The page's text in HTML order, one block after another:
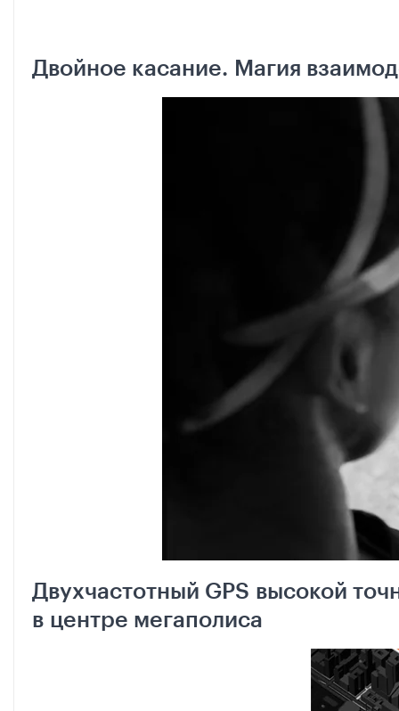
Двойное касание. Магия
Двухчастотный GPS высокой
в центре мегаполиса